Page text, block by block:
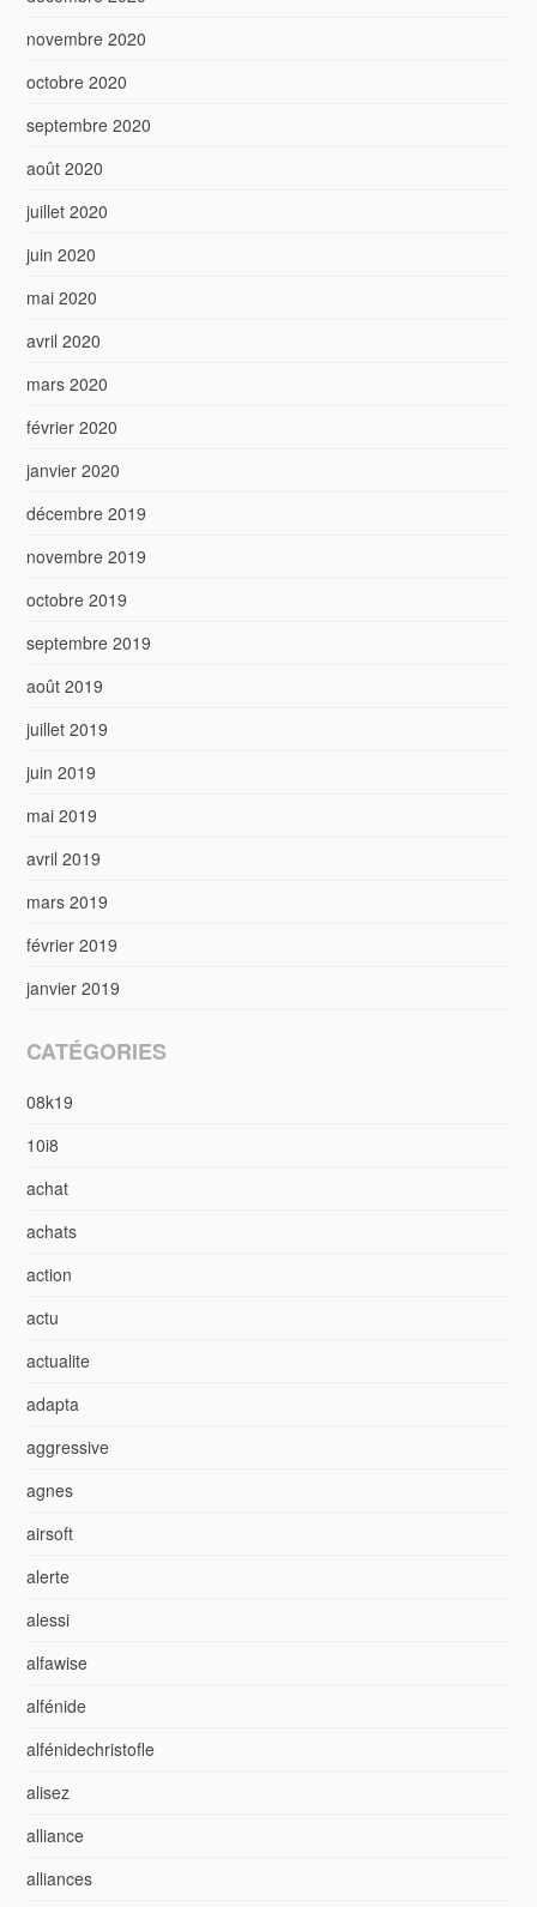
novembre 2020
octobre 2020
septembre 2020
août 2020
juillet 2020
juin 2020
mai 2020
avril 2020
mars 2020
février 2020
janvier 2020
décembre 2019
novembre 2019
octobre 2019
septembre 2019
août 2019
juillet 2019
juin 2019
mai 2019
avril 2019
mars 2019
février 2019
janvier 2019
CATÉGORIES
08k19
10i8
achat
achats
action
actu
actualite
adapta
aggressive
agnes
airsoft
alerte
alessi
alfawise
alfénide
alfénidechristofle
alisez
alliance
alliances